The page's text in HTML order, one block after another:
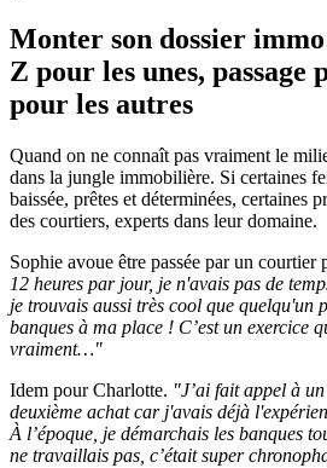
Monter son dossier
Z pour les unes,
pour les autres
Quand on ne connaît pas vraiment le
dans la jungle immobilière. Si certaines
baissée, prêtes et déterminées, certaines
des courtiers, experts dans leur domaine.
Sophie avoue être passée par un courtier
12 heures par jour, je n'avais pas de
je trouvais aussi très cool que quelqu'un
banques à ma place ! C’est un exercice
vraiment…"
Idem pour Charlotte. "J’ai fait appel à
deuxième achat car j'avais déjà
À l’époque, je démarchais les banques
ne travaillais pas, c’était super